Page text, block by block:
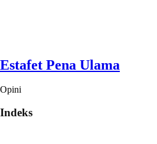
Estafet Pena Ulama
Opini
Indeks